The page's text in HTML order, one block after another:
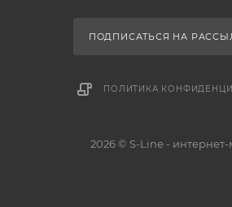
ПОДПИСАТЬСЯ НА
ПОЛИТИКА
2026 © S-Line - интернет-